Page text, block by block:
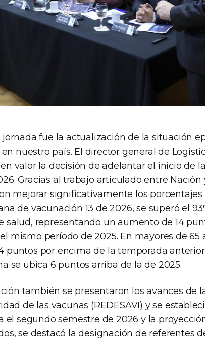
fue la actualización de la situación
nuestro país. El director general de
valor la decisión de adelantar el inicio de
Gracias al trabajo articulado entre Nación
mejorar significativamente los porcentajes
de vacunación 13 de 2026, se superó el
salud, representando un aumento de 14
mismo período de 2025. En mayores de 65
puntos por encima de la temporada
se ubica 6 puntos arriba de la de 2025.
también se presentaron los avances de
de las vacunas (REDESAVI) y se
el segundo semestre de 2026 y la
se destacó la designación de referentes